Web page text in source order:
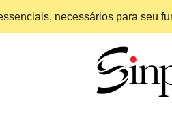
necessários para seu